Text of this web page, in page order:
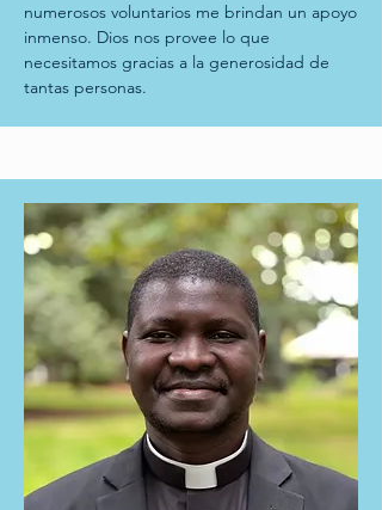
numerosos voluntarios me brindan un apoyo
inmenso. Dios nos provee lo que
necesitamos gracias a la generosidad de
tantas personas.